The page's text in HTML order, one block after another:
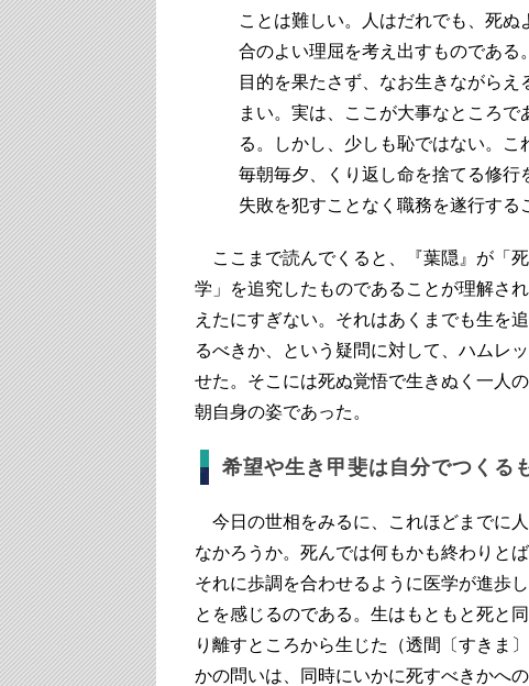
ことは難しい。人はだれでも、死
合のよい理屈を考え出すものである。
目的を果たさず、なお生きながら
まい。実は、ここが大事なところ
る。しかし、少しも恥ではない。こ
毎朝毎夕、くり返し命を捨てる修
失敗を犯すことなく職務を遂行する
ここまで読んでくると、『葉隠』が「
学」を追究したものであることが理解さ
えたにすぎない。それはあくまでも生を
るべきか、という疑問に対して、ハムレ
せた。そこには死ぬ覚悟で生きぬく一人
朝自身の姿であった。
希望や生き甲斐は自分でつくる
今日の世相をみるに、これほどまでに
なかろうか。死んでは何もかも終わりと
それに歩調を合わせるように医学が進歩
とを感じるのである。生はもともと死と
り離すところから生じた（透間〔すきま
かの問いは、同時にいかに死すべきかへ